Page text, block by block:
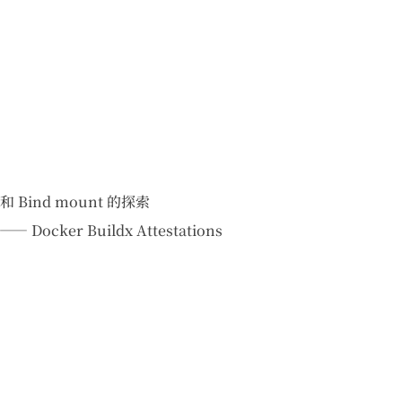
Bind mount 的探索
—— Docker Buildx Attestations